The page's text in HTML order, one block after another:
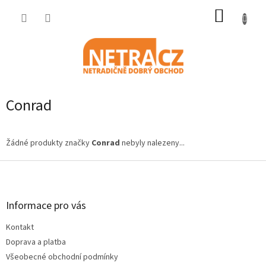
Conrad
Žádné produkty značky Conrad nebyly nalezeny...
Z
Informace pro vás
Kontakt
Doprava a platba
Všeobecné obchodní podmínky